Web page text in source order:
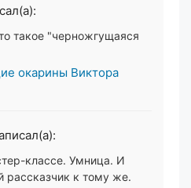
такое "черножгущаяся
окарины Виктора
классе. Умница. И
рассказчик к тому же.